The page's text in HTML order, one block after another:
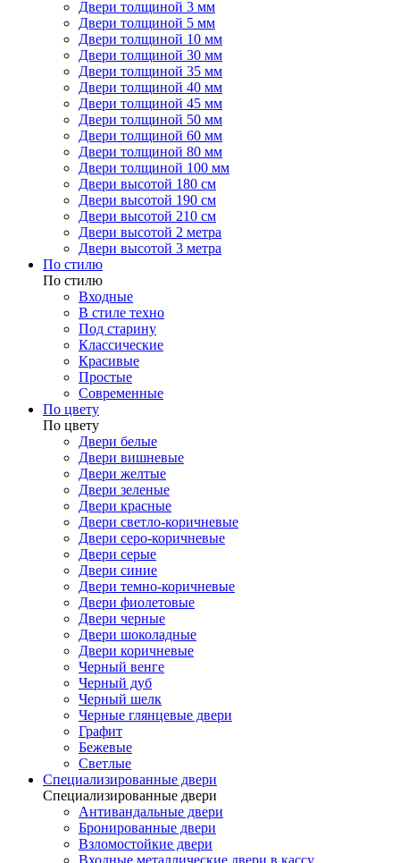
Двери толщиной 3 мм
Двери толщиной 5 мм
Двери толщиной 10 мм
Двери толщиной 30 мм
Двери толщиной 35 мм
Двери толщиной 40 мм
Двери толщиной 45 мм
Двери толщиной 50 мм
Двери толщиной 60 мм
Двери толщиной 80 мм
Двери толщиной 100 мм
Двери высотой 180 см
Двери высотой 190 см
Двери высотой 210 см
Двери высотой 2 метра
Двери высотой 3 метра
По стилю
По стилю
Входные
В стиле техно
Под старину
Классические
Красивые
Простые
Современные
По цвету
По цвету
Двери белые
Двери вишневые
Двери желтые
Двери зеленые
Двери красные
Двери светло-коричневые
Двери серо-коричневые
Двери серые
Двери синие
Двери темно-коричневые
Двери фиолетовые
Двери черные
Двери шоколадные
Двери коричневые
Черный венге
Черный дуб
Черный шелк
Черные глянцевые двери
Графит
Бежевые
Светлые
Специализированные двери
Специализированные двери
Антивандальные двери
Бронированные двери
Взломостойкие двери